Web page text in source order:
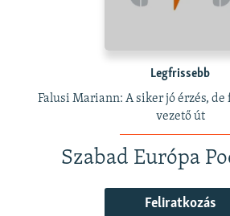
Legfrissebb
Falusi Mariann: A siker jó érzés, de
vezető út
Szabad Európa
Feliratkozás